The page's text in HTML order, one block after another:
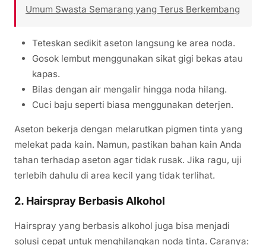
Umum Swasta Semarang yang Terus Berkembang
Teteskan sedikit aseton langsung ke area noda.
Gosok lembut menggunakan sikat gigi bekas atau
kapas.
Bilas dengan air mengalir hingga noda hilang.
Cuci baju seperti biasa menggunakan deterjen.
Aseton bekerja dengan melarutkan pigmen tinta yang
melekat pada kain. Namun, pastikan bahan kain Anda
tahan terhadap aseton agar tidak rusak. Jika ragu, uji
terlebih dahulu di area kecil yang tidak terlihat.
2. Hairspray Berbasis Alkohol
Hairspray yang berbasis alkohol juga bisa menjadi
solusi cepat untuk menghilangkan noda tinta. Caranya: